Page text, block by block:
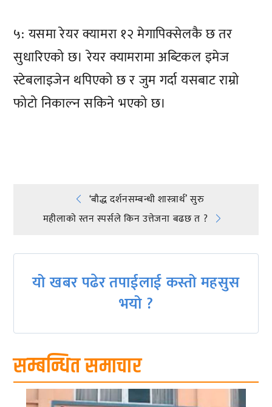
५: यसमा रेयर क्यामरा १२ मेगापिक्सेलकै छ तर
सुधारिएको छ। रेयर क्यामरामा अब्टिकल इमेज
स्टेबलाइजेन थपिएको छ र जुम गर्दा यसबाट राम्रो
फोटो निकाल्न सकिने भएको छ।
Post
navigation
‘बौद्ध दर्शनसम्बन्धी शास्त्रार्थ’ सुरु
महीलाकाे स्तन स्पर्सले किन उत्तेजना बढछ त ?
यो खबर पढेर तपाईलाई कस्तो महसुस
भयो ?
सम्बन्धित समाचार